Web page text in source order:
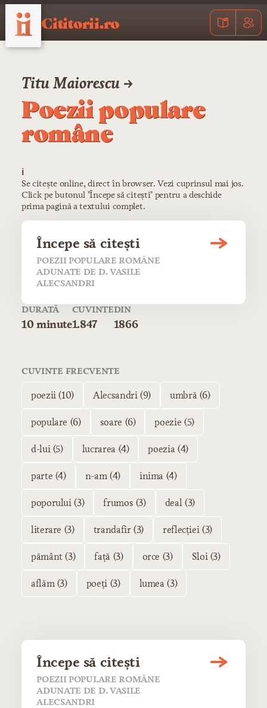
Cititorii.ro
Titu Maiorescu →
Poezii populare
române
ℹ️
Se citește online, direct în browser. Vezi cuprinsul mai jos.
Click pe butonul "Începe să citești" pentru a deschide
prima pagină a textului complet.
Începe să citești
POEZII POPULARE ROMÂNE
ADUNATE DE D. VASILE
ALECSANDRI
DURATĂ
10 minute
CUVINTE
1.847
DIN
1866
CUVINTE FRECVENTE
poezii (10) Alecsandri (9) umbră (6)
populare (6) soare (6) poezie (5)
d-lui (5) lucrarea (4) poezia (4)
parte (4) n-am (4) inima (4)
poporului (3) frumos (3) deal (3)
literare (3) trandafir (3) reflecției (3)
pământ (3) față (3) orce (3) Sloi (3)
aflăm (3) poeți (3) lumea (3)
Începe să citești
POEZII POPULARE ROMÂNE
ADUNATE DE D. VASILE
ALECSANDRI